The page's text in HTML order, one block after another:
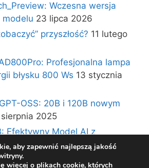
Wczesna wersja
23 lipca 2026
przyszłość? 11 lutego
Profesjonalna lampa
błysku 800 Ws 13 stycznia
OSS: 20B i 120B nowym
2025
Efektywny Model AI z
i Długim Kontekstem 30
aby zapewnić najlepszą jakość
więcej o plikach cookie, których